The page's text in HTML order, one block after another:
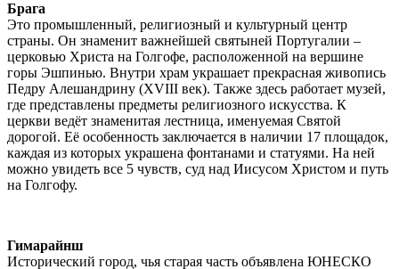
Брага
Это промышленный, религиозный и культурный центр
страны. Он знаменит важнейшей святыней Португалии –
церковью Христа на Голгофе, расположенной на вершине
горы Эшпинью. Внутри храм украшает прекрасная живопись
Педру Алешандрину (XVIII век). Также здесь работает музей,
где представлены предметы религиозного искусства. К
церкви ведёт знаменитая лестница, именуемая Святой
дорогой. Её особенность заключается в наличии 17 площадок,
каждая из которых украшена фонтанами и статуями. На ней
можно увидеть все 5 чувств, суд над Иисусом Христом и путь
на Голгофу.
Гимарайнш
Исторический город, чья старая часть объявлена ЮНЕСКО